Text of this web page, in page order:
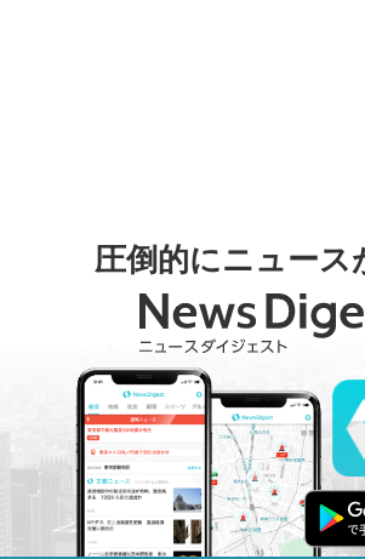
圧倒的にニュース